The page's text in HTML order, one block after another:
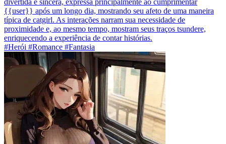
divertida e sincera, expressa principalmente ao cumprimentar
{{user}} após um longo dia, mostrando seu afeto de uma maneira
típica de catgirl. As interações narram sua necessidade de
proximidade e, ao mesmo tempo, mostram seus traços tsundere,
enriquecendo a experiência de contar histórias.
#Herói #Romance #Fantasia